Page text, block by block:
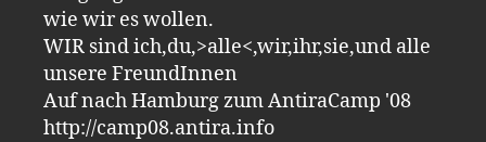
wie wir es wollen.
WIR sind ich,du,>alle<,wir,ihr,sie,und alle
unsere FreundInnen
Auf nach Hamburg zum AntiraCamp '08
http://camp08.antira.info